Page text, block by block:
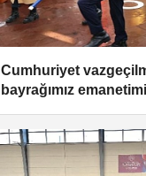
Cumhuriyet
bayrağımız